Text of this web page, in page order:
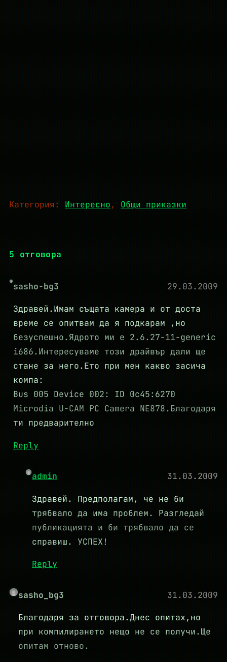
Категория: Интересно, Общи приказки
5 отговора
sasho-bg3 29.03.2009
Здравей.Имам същата камера и от доста
време се опитвам да я подкарам ,но
безуспешно.Ядрото ми е 2.6.27-11-generic
i686.Интересуваме този драйвър дали ще
стане за него.Ето при мен какво засича
компа:
Bus 005 Device 002: ID 0c45:6270
Microdia U-CAM PC Camera NE878.Благодаря
ти предварително
Reply
admin 31.03.2009
Здравей. Предполагам, че не би
трябвало да има проблем. Разгледай
публикацията и би трябвало да се
справиш. УСПЕХ!
Reply
sasho_bg3 31.03.2009
Благодаря за отговора.Днес опитах,но
при компилирането нещо не се получи.Ще
опитам отново.